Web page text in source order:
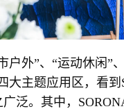
户外”、“运动休闲”
大主题应用区，看
泛。其中，